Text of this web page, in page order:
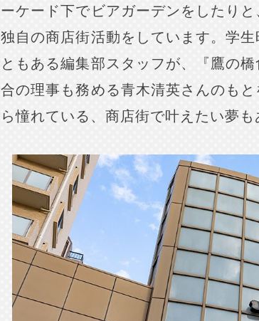
ーケード下でビアガーデンをしたり
独自の商店街活動をしています。学
ともある編集部スタッフが、『鷹の
合の理事も務める青木清英さんのも
ら憧れている、商店街で叶えたい夢